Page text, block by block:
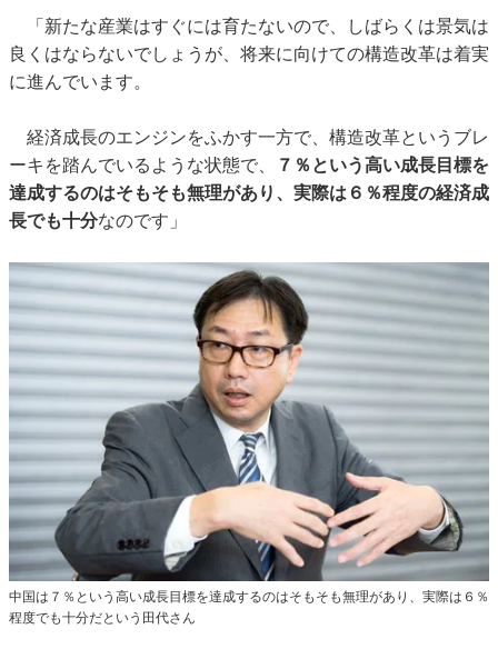
「新たな産業はすぐには育たないので、しばらくは景気は
良くはならないでしょうが、将来に向けての構造改革は着実
に進んでいます。
経済成長のエンジンをふかす一方で、構造改革というブレ
ーキを踏んでいるような状態で、
７％という高い成長目標を
達成するのはそもそも無理があり、実際は６％程度の経済成
長でも十分なのです」
中国は７％という高い成長目標を達成するのはそもそも無理があり、実際は６％
程度でも十分だという田代さん